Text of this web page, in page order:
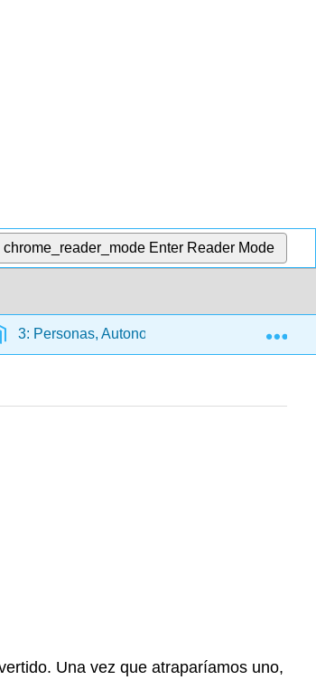
chrome_reader_mode Enter Reader Mode
3: Personas, Autonomía, Medio Ambiente y
Una vez que atraparíamos uno,